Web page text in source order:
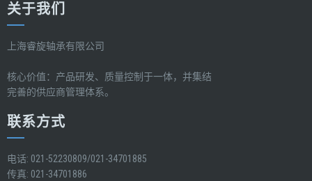
关于我们
上海睿旋轴承有限公司
核心价值：产品研发、质量控制于一体，并集结
完善的供应商管理体系。
联系方式
电话: 021-52230809/021-34701885
传真: 021-34701886